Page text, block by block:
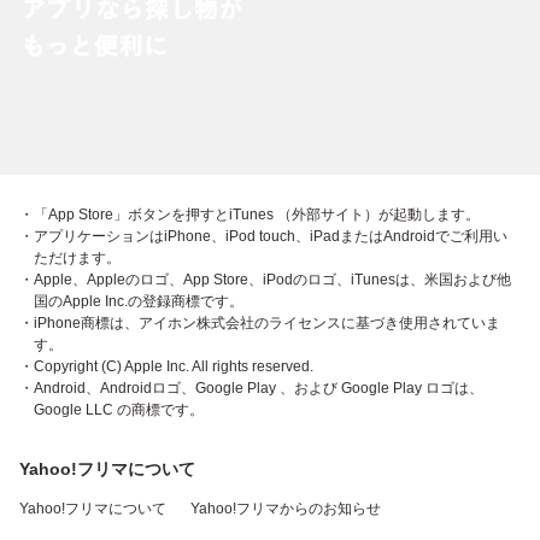
・「App Store」ボタンを押すとiTunes （外部サイト）が起動します。
・アプリケーションはiPhone、iPod touch、iPadまたはAndroidでご利用い
ただけます。
・Apple、Appleのロゴ、App Store、iPodのロゴ、iTunesは、米国および他
国のApple Inc.の登録商標です。
・iPhone商標は、アイホン株式会社のライセンスに基づき使用されていま
す。
・Copyright (C) Apple Inc. All rights reserved.
・Android、Androidロゴ、Google Play 、および Google Play ロゴは、
Google LLC の商標です。
Yahoo!フリマについて
Yahoo!フリマについて Yahoo!フリマからのお知らせ